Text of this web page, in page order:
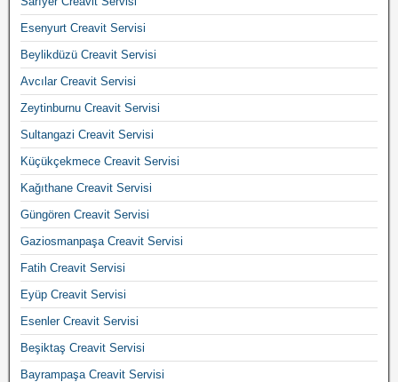
Esenyurt Creavit Servisi
Beylikdüzü Creavit Servisi
Avcılar Creavit Servisi
Zeytinburnu Creavit Servisi
Sultangazi Creavit Servisi
Küçükçekmece Creavit Servisi
Kağıthane Creavit Servisi
Güngören Creavit Servisi
Gaziosmanpaşa Creavit Servisi
Fatih Creavit Servisi
Eyüp Creavit Servisi
Esenler Creavit Servisi
Beşiktaş Creavit Servisi
Bayrampaşa Creavit Servisi